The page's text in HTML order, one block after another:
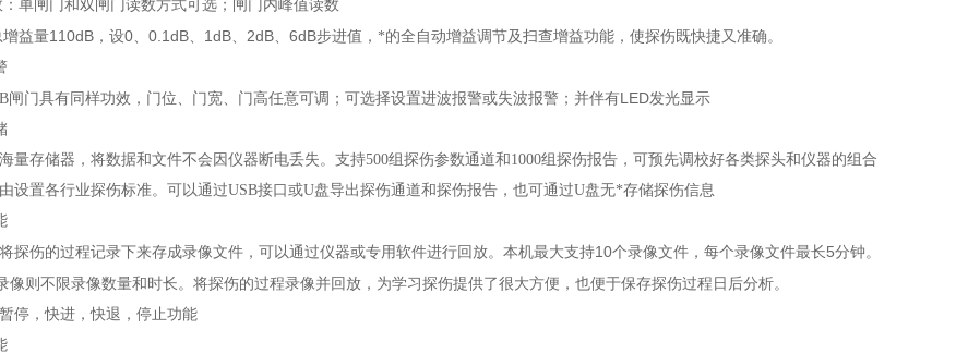
：单闸门和双闸门读数方式可选；闸门内峰值读数
益量110dB ，设0、 0.1dB、 1dB、 2dB、 6dB步进值，*的全自动增益调节及扫查增益功能，使探伤既快捷又准确。
B闸门具有同样功效， 门位、门宽、门高任意可调；可选择设置进波报警或失波报警；并伴有LED发光显示
量存储器，将数据和文件不会因仪器断电丢失。支持500组探伤参数通道和 1000组探伤报告，可预先调校好各类探头和仪器的组合
设置各行业探伤标准。可以通过USB接口或U盘导出探伤通道和探伤报告，也可通过U盘无*存储探伤信息
探伤的过程记录下来存成录像文件，可以通过仪器或专用软件进行回放。本机最大支持10个录像文件，每个录像文件最长5分钟。
像则不限录像数量和时长。将探伤的过程录像并回放，为学习探伤提供了很大方便，也便于保存探伤过程日后分析。
停，快进，快退，停止功能